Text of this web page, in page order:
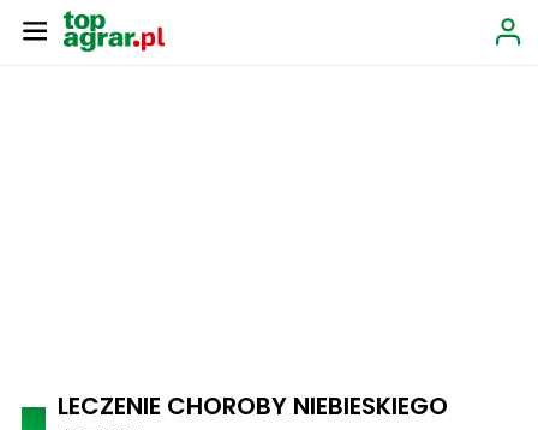
LECZENIE CHOROBY NIEBIESKIEGO